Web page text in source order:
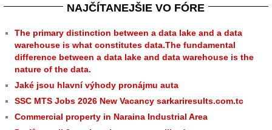
NAJČÍTANEJŠIE VO FÓRE
The primary distinction between a data lake and a data
warehouse is what constitutes data.The fundamental
difference between a data lake and data warehouse is the
nature of the data.
Jaké jsou hlavní výhody pronájmu auta
SSC MTS Jobs 2026 New Vacancy sarkariresults.com.tc
Commercial property in Naraina Industrial Area